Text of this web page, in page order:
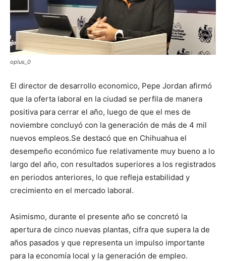
oplus_0
El director de desarrollo economico, Pepe Jordan afirmó
que la oferta laboral en la ciudad se perfila de manera
positiva para cerrar el año, luego de que el mes de
noviembre concluyó con la generación de más de 4 mil
nuevos empleos.Se destacó que en Chihuahua el
desempeño económico fue relativamente muy bueno a lo
largo del año, con resultados superiores a los registrados
en periodos anteriores, lo que refleja estabilidad y
crecimiento en el mercado laboral.
Asimismo, durante el presente año se concretó la
apertura de cinco nuevas plantas, cifra que supera la de
años pasados y que representa un impulso importante
para la economía local y la generación de empleo.